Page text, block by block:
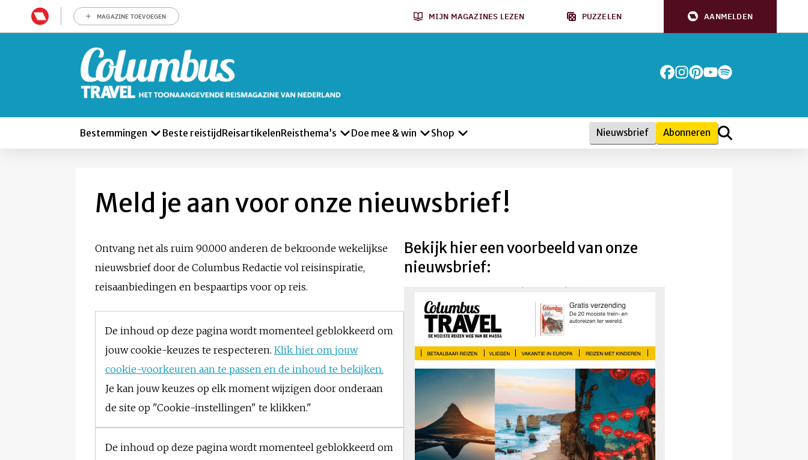
MAGAZINE TOEVOEGEN MIJN MAGAZINES LEZEN PUZZELEN AANMELDEN
Bestemmingen Beste reistijd ReisartikelenReisthema’s Doe mee & win Shop Nieuwsbrief Abonneren
Meld je aan voor onze nieuwsbrief!
Ontvang net als ruim 90.000 anderen de bekroonde wekelijkse
nieuwsbrief door de Columbus Redactie vol reisinspiratie,
reisaanbiedingen en bespaartips voor op reis.
De inhoud op deze pagina wordt momenteel geblokkeerd om
jouw cookie-keuzes te respecteren. Klik hier om jouw
cookie-voorkeuren aan te passen en de inhoud te bekijken.
Je kan jouw keuzes op elk moment wijzigen door onderaan
de site op "Cookie-instellingen" te klikken."
De inhoud op deze pagina wordt momenteel geblokkeerd om
Bekijk hier een voorbeeld van onze
nieuwsbrief: